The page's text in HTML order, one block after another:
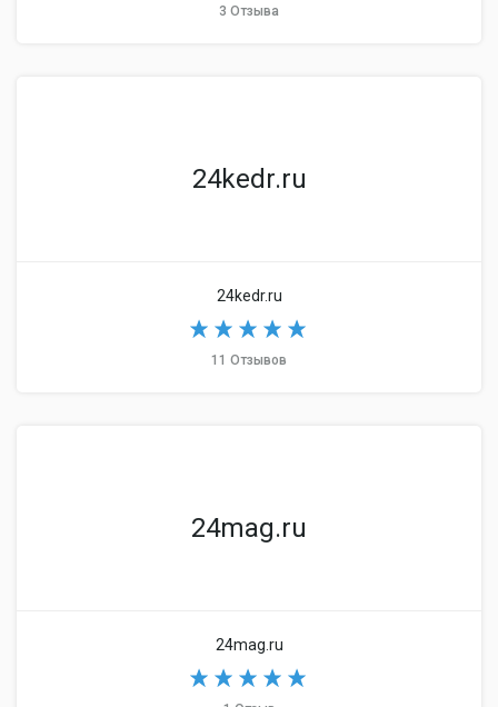
3 Отзыва
24kedr.ru
24kedr.ru
11 Отзывов
24mag.ru
24mag.ru